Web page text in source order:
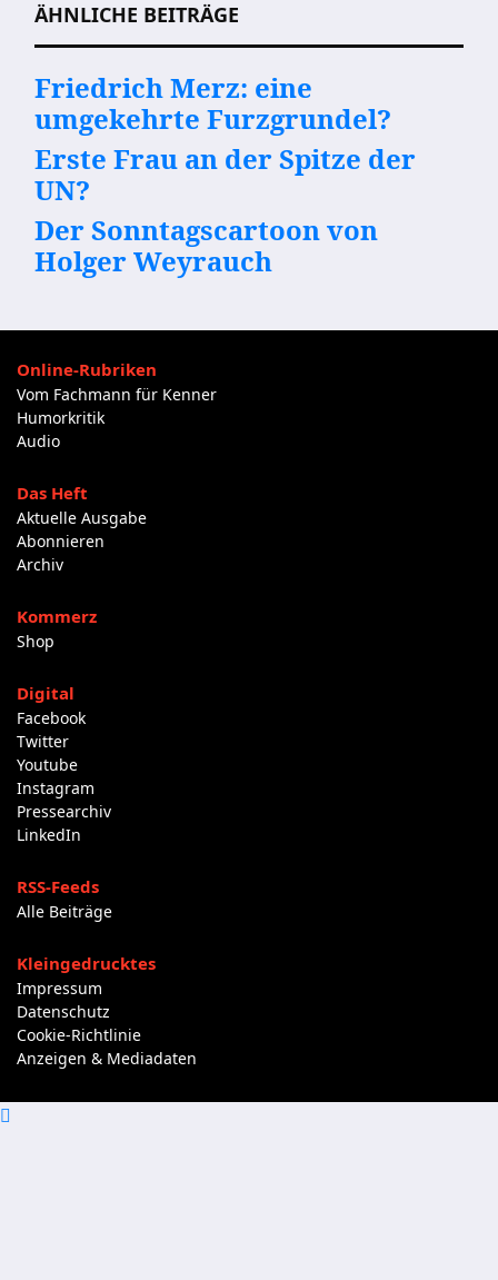
ÄHNLICHE BEITRÄGE
Friedrich Merz: eine
umgekehrte Furzgrundel?
Erste Frau an der Spitze der
UN?
Der Sonntagscartoon von
Holger Weyrauch
Online-Rubriken
Vom Fachmann für Kenner
Humorkritik
Audio
Das Heft
Aktuelle Ausgabe
Abonnieren
Archiv
Kommerz
Shop
Digital
Facebook
Twitter
Youtube
Instagram
Pressearchiv
LinkedIn
RSS-Feeds
Alle Beiträge
Kleingedrucktes
Impressum
Datenschutz
Cookie-Richtlinie
Anzeigen & Mediadaten